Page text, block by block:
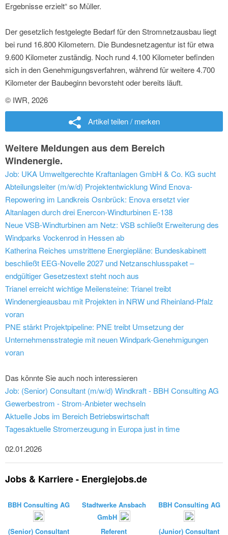
Ergebnisse erzielt“ so Müller.
Der gesetzlich festgelegte Bedarf für den Stromnetzausbau liegt
bei rund 16.800 Kilometern. Die Bundesnetzagentur ist für etwa
9.600 Kilometer zuständig. Noch rund 4.100 Kilometer befinden
sich in den Genehmigungsverfahren, während für weitere 4.700
Kilometer der Baubeginn bevorsteht oder bereits läuft.
© IWR, 2026
Artikel teilen / merken
Weitere Meldungen aus dem Bereich
Windenergie.
Job: UKA Umweltgerechte Kraftanlagen GmbH & Co. KG sucht
Abteilungsleiter (m/w/d) Projektentwicklung Wind Enova-
Repowering im Landkreis Osnbrück: Enova ersetzt vier
Altanlagen durch drei Enercon-Windturbinen E-138
Neue VSB-Windturbinen am Netz: VSB schließt Erweiterung des
Windparks Vockenrod in Hessen ab
Katherina Reiches umstrittene Energiepläne: Bundeskabinett
beschließt EEG-Novelle 2027 und Netzanschlusspaket –
endgültiger Gesetzestext steht noch aus
Trianel erreicht wichtige Meilensteine: Trianel treibt
Windenergieausbau mit Projekten in NRW und Rheinland-Pfalz
voran
PNE stärkt Projektpipeline: PNE treibt Umsetzung der
Unternehmensstrategie mit neuen Windpark-Genehmigungen
voran
Das könnte Sie auch noch interessieren
Job: (Senior) Consultant (m/w/d) Windkraft - BBH Consulting AG
Gewerbestrom - Strom-Anbieter wechseln
Aktuelle Jobs im Bereich Betriebswirtschaft
Tagesaktuelle Stromerzeugung in Europa just in time
02.01.2026
Jobs & Karriere - Energiejobs.de
BBH Consulting AG
(Senior) Consultant
Stadtwerke Ansbach
GmbH
Referent
BBH Consulting AG
(Junior) Consultant